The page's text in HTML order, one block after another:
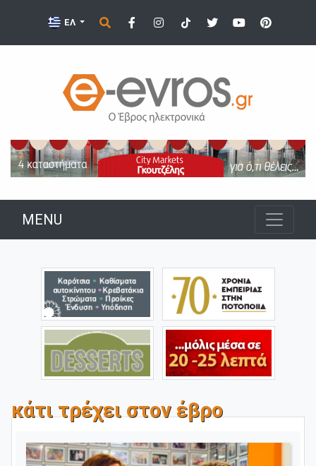
ΕΛ
MENU
κάτι τρέχει στον έβρο